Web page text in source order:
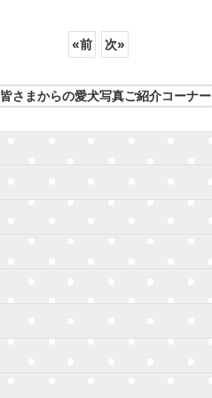
«前 次»
皆さまからの愛犬写真ご紹介コーナー